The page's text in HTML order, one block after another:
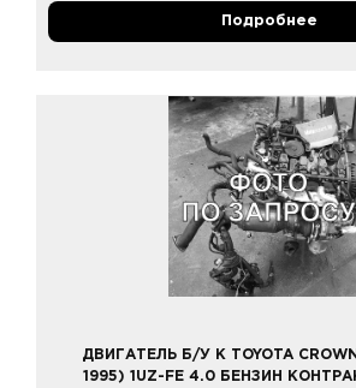
Подробнее
ДВИГАТЕЛЬ Б/У К TOYOTA
1995) 1UZ-FE 4.0 БЕНЗИН